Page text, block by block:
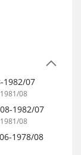
1982/07
08
1982/07
08
1978/08